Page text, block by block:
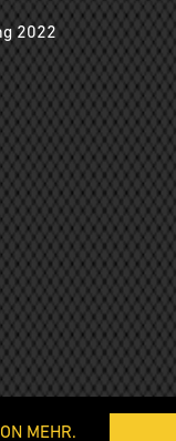
2022
MEHR.